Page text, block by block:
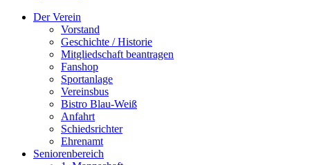
Der Verein
Vorstand
Geschichte / Historie
Mitgliedschaft beantragen
Fanshop
Sportanlage
Vereinsbus
Bistro Blau-Weiß
Anfahrt
Schiedsrichter
Ehrenamt
Seniorenbereich